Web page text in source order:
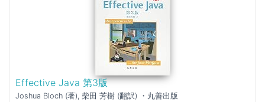
Effective Java 第3版
Joshua Bloch (著), 柴田 芳樹 (翻訳) ・丸善出版